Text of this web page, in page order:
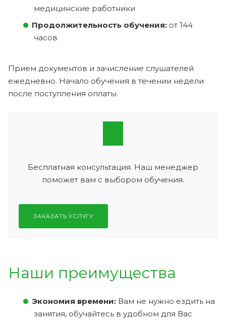
медицинские работники
Продолжительность обучения: от 144
часов
Прием документов и зачисление слушателей
ежедневно. Начало обучения в течении недели
после поступления оплаты.
Бесплатная консультация. Наш менеджер
поможет вам с выбором обучения.
ЗАКАЗАТЬ УСЛУГУ
Наши преимущества
Экономия времени: Вам не нужно ездить на
занятия, обучайтесь в удобном для Вас